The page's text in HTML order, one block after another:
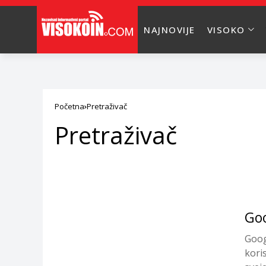
NAJNOVIJE VISOKO
Početna Pretraživač
Pretraživač